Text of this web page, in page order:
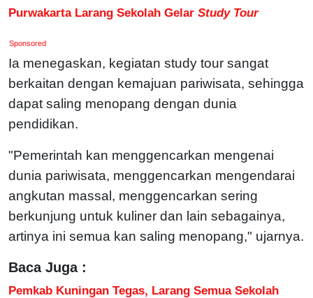
Purwakarta Larang Sekolah Gelar Study Tour
Sponsored
Ia menegaskan, kegiatan study tour sangat
berkaitan dengan kemajuan pariwisata, sehingga
dapat saling menopang dengan dunia
pendidikan.
"Pemerintah kan menggencarkan mengenai
dunia pariwisata, menggencarkan mengendarai
angkutan massal, menggencarkan sering
berkunjung untuk kuliner dan lain sebagainya,
artinya ini semua kan saling menopang," ujarnya.
Baca Juga :
Pemkab Kuningan Tegas, Larang Semua Sekolah